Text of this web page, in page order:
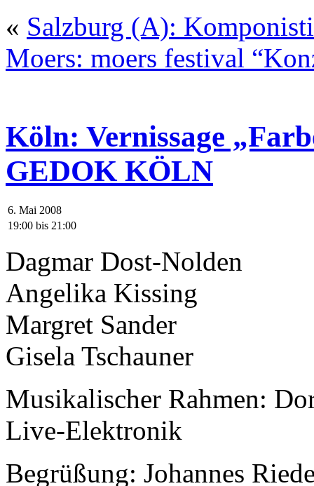
« Salzburg (A):
Moers: moers festival
Köln: Vernissage
GEDOK KÖLN
6. Mai 2008
19:00 bis 21:00
Dagmar Dost-Nolden
Angelika Kissing
Margret Sander
Gisela Tschauner
Musikalischer Rahmen:
Live-Elektronik
Begrüßung: Johannes